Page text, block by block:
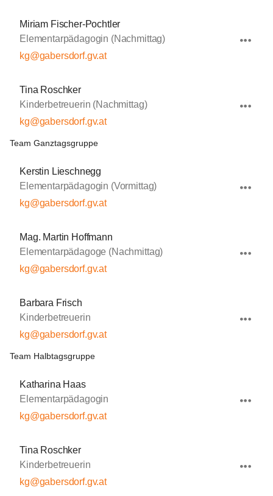
Miriam Fischer-Pochtler
Elementarpädagogin (Nachmittag)
kg@gabersdorf.gv.at
Tina Roschker
Kinderbetreuerin (Nachmittag)
kg@gabersdorf.gv.at
Team Ganztagsgruppe
Kerstin Lieschnegg
Elementarpädagogin (Vormittag)
kg@gabersdorf.gv.at
Mag. Martin Hoffmann
Elementarpädagoge (Nachmittag)
kg@gabersdorf.gv.at
Barbara Frisch
Kinderbetreuerin
kg@gabersdorf.gv.at
Team Halbtagsgruppe
Katharina Haas
Elementarpädagogin
kg@gabersdorf.gv.at
Tina Roschker
Kinderbetreuerin
kg@gabersdorf.gv.at